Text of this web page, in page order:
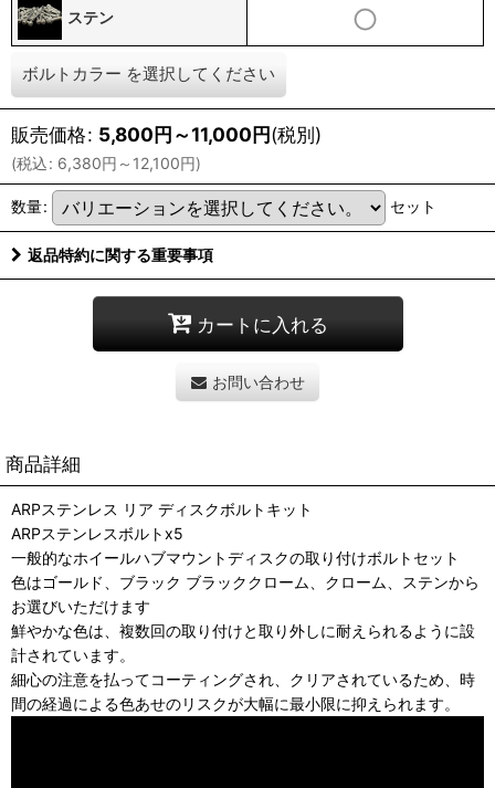
ステン
ボルトカラー を選択してください
販売価格: 5,800円～11,000円(税別)
(税込: 6,380円 ～12,100円)
数量: セット
返品特約に関する重要事項
カートに入れる
お問い合わせ
商品詳細
ARPステンレス リア ディスクボルトキット
ARPステンレスボルトx5
一般的なホイールハブマウントディスクの取り付けボルトセット
色はゴールド、ブラック ブラッククローム、クローム、ステンから
お選びいただけます
鮮やかな色は、複数回の取り付けと取り外しに耐えられるように設
計されています。
細心の注意を払ってコーティングされ、クリアされているため、時
間の経過による色あせのリスクが大幅に最小限に抑えられます。